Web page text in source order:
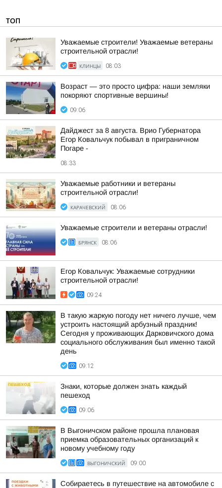
ТОП
Уважаемые строители! Уважаемые ветераны
строительной отрасли!
КЛИНЦЫ 08:03
Возраст — это просто цифра: наши земляки
покоряют спортивные вершины!
09:06
Дайджест за 8 августа. Врио Губернатора
Егор Ковальчук побывал в приграничном
Погаре -
08:33
Уважаемые работники и ветераны
строительной отрасли!
КАРАЧЕВСКИЙ 08:06
Уважаемые строители и ветераны отрасли!
БРЯНСК 08:06
Егор Ковальчук: Уважаемые сотрудники
строительной отрасли!
09:24
В такую жаркую погоду нет ничего лучше, чем
устроить настоящий арбузный праздник!
Сегодня у проживающих Дарковичского дома
социального обслуживания был именно такой
день
09:12
Знаки, которые должен знать каждый
пешеход
09:06
В Выгоничском районе прошла плановая
приемка образовательных организаций к
новому учебному году
ВЫГОНИЧСКИЙ 09:00
Собираетесь в путешествие на автомобиле с